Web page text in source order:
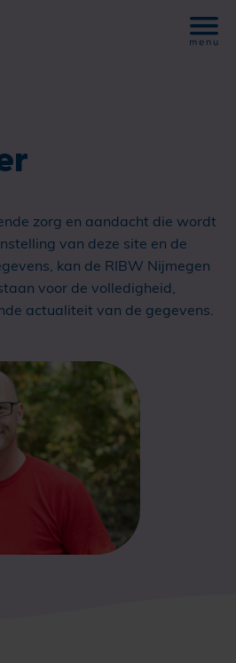
zorg en aandacht die wordt
van deze site en de
kan de RIBW Nijmegen
voor de volledigheid,
actualiteit van de gegevens.